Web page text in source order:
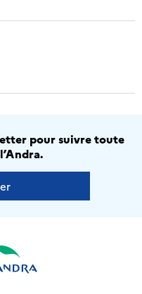
pour suivre toute